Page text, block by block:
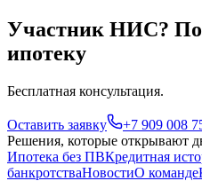
Участник НИС?
ипотеку
Бесплатная консультация.
Оставить заявку +7 909 008
Решения, которые открывают
Ипотека без ПВКредитная
банкротстваНовостиО команде